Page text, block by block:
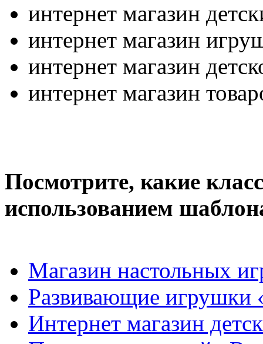
интернет магазин
интернет магазин
интернет магазин
интернет магазин
Посмотрите, какие
использованием
Магазин настольных
Развивающие игрушки
Интернет магазин